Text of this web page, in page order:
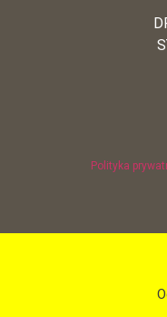
Polityka